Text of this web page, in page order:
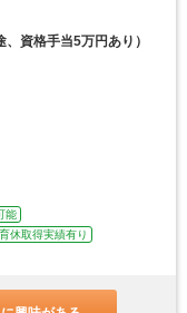
資格手当5万円あり）
能
休取得実績有り